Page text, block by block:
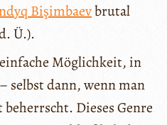
Bişimbaevbrutal
Ü.).
Möglichkeit, in
selbst dann, wenn man
Dieses Genre